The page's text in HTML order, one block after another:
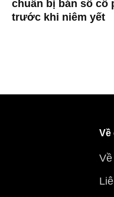
chuẩn bị bán số cổ
trước khi niêm yết
Về